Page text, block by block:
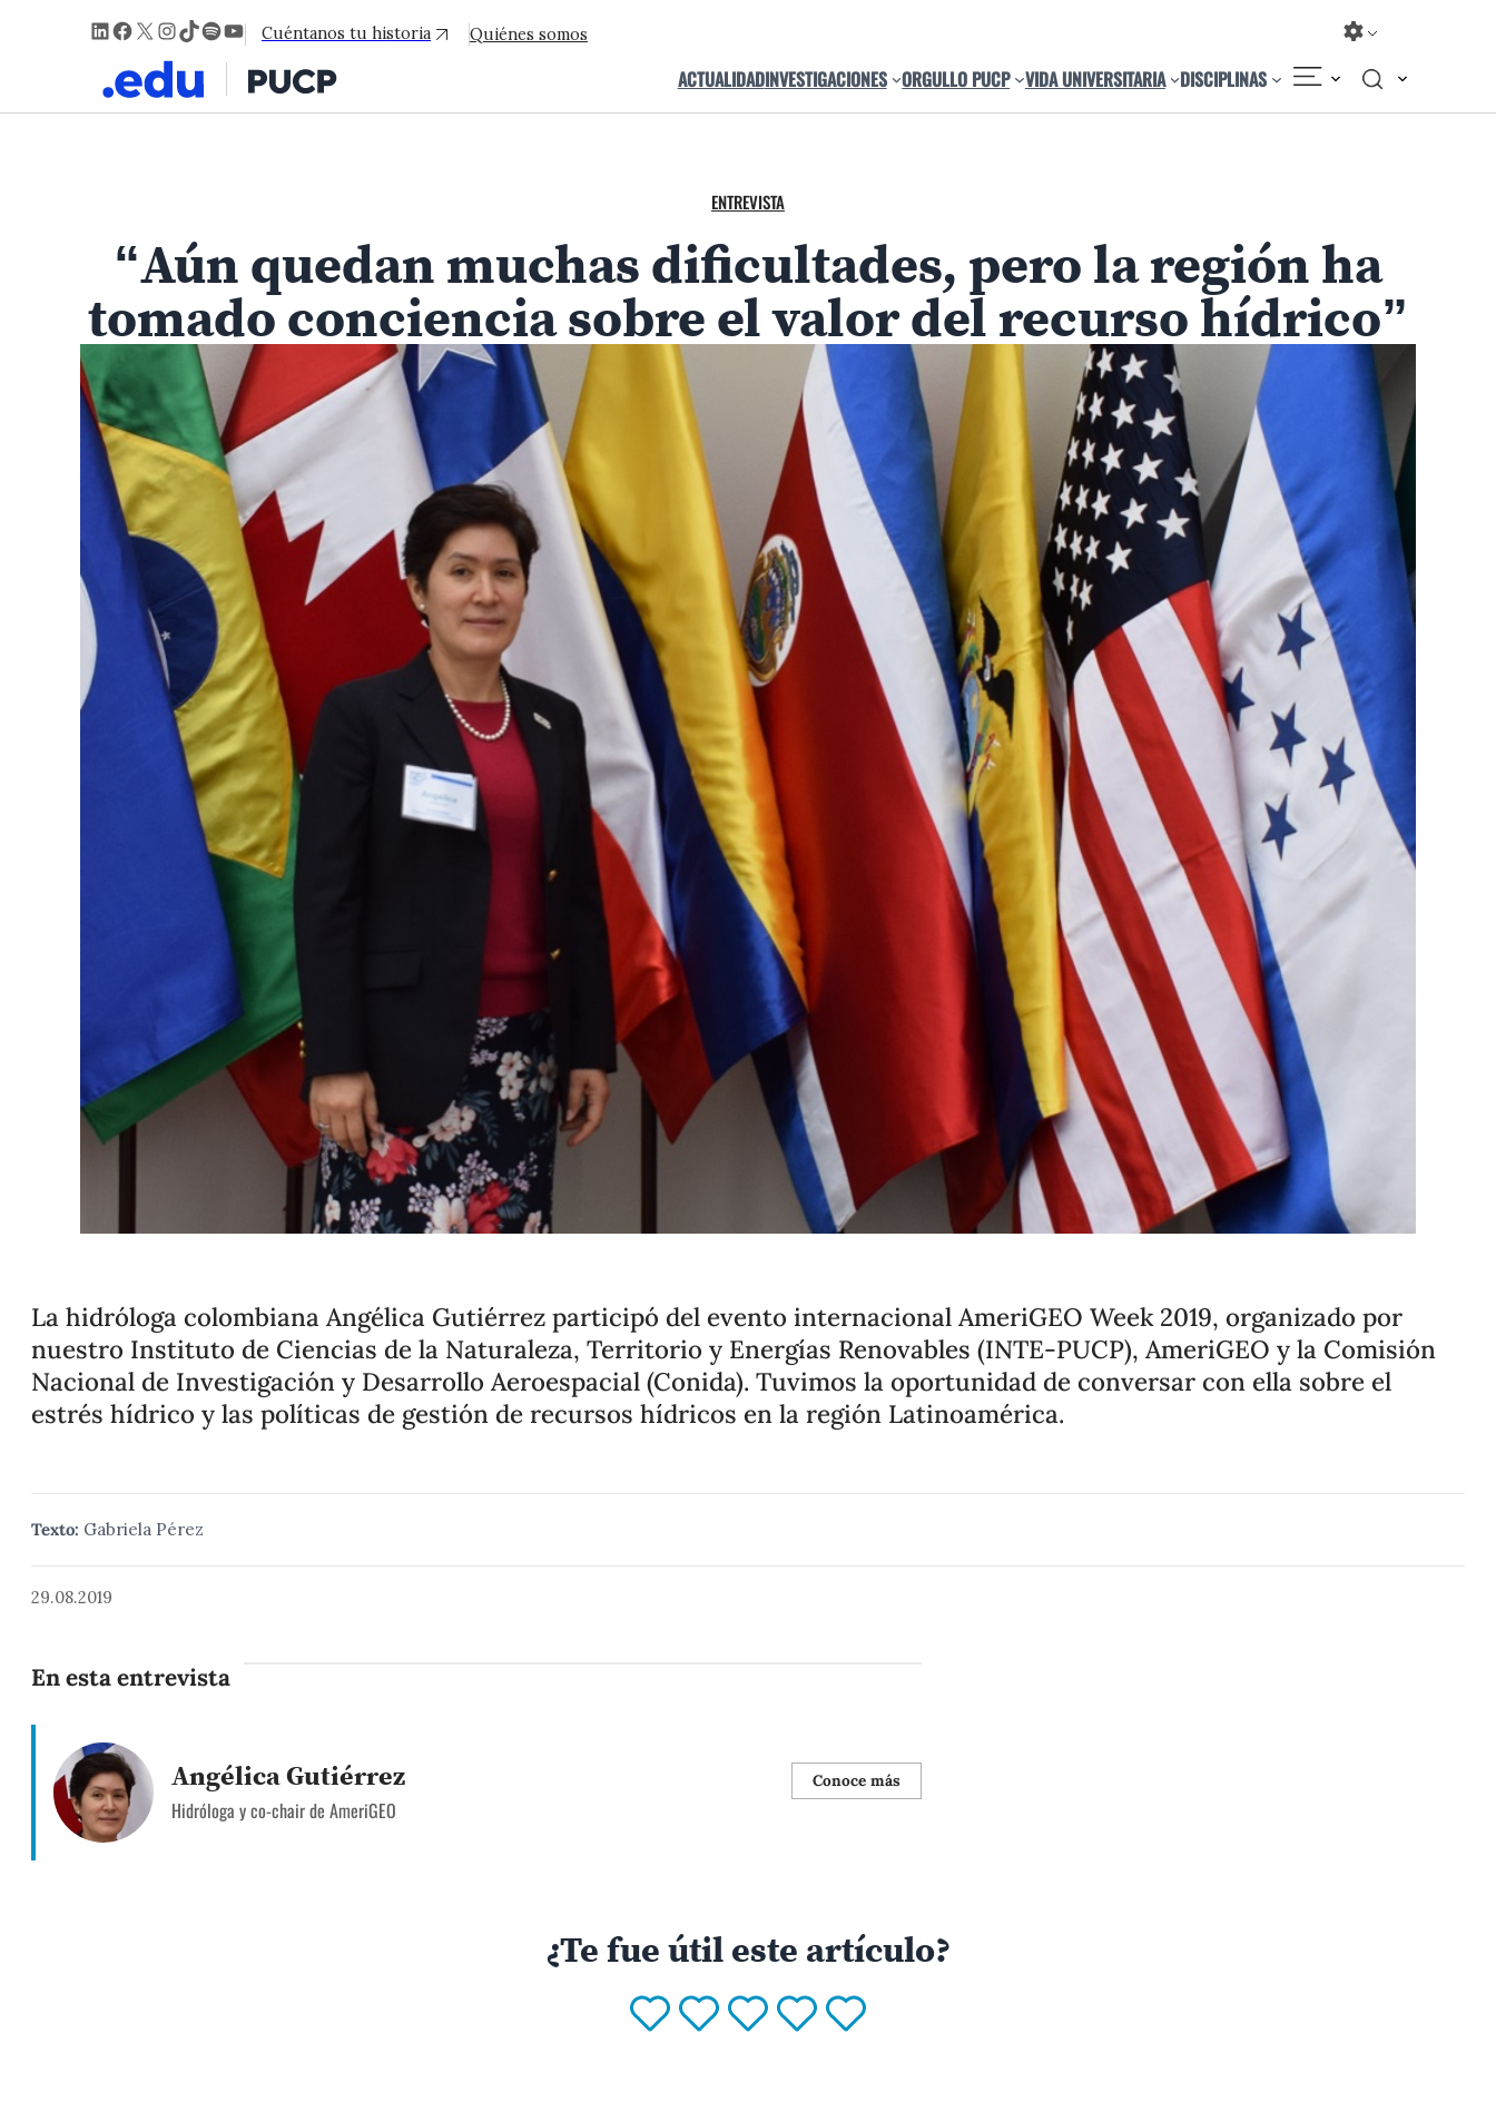
LinkedIn
Facebook
X Instagram
TikTok
Spotify
YouTube
Cuéntanos tu historia Quiénes somos
ACTUALIDADINVESTIGACIONES ORGULLO PUCP VIDA UNIVERSITARIA DISCIPLINAS
ENTREVISTA
“Aún quedan muchas dificultades, pero la región ha
tomado conciencia sobre el valor del recurso hídrico”
La hidróloga colombiana Angélica Gutiérrez participó del evento internacional AmeriGEO Week 2019, organizado por
nuestro Instituto de Ciencias de la Naturaleza, Territorio y Energías Renovables (INTE-PUCP), AmeriGEO y la Comisión
Nacional de Investigación y Desarrollo Aeroespacial (Conida). Tuvimos la oportunidad de conversar con ella sobre el
estrés hídrico y las políticas de gestión de recursos hídricos en la región Latinoamérica.
Texto: Gabriela Pérez
29.08.2019
En esta entrevista
Angélica Gutiérrez
Hidróloga y co-chair de AmeriGEO
Conoce más
¿Te fue útil este artículo?